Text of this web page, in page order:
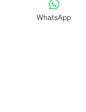
Jeļena
WhatsApp